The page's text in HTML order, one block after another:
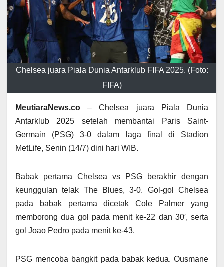
Chelsea juara Piala Dunia Antarklub FIFA 2025. (Foto:
FIFA)
MeutiaraNews.co – Chelsea juara Piala Dunia
Antarklub 2025 setelah membantai Paris Saint-
Germain (PSG) 3-0 dalam laga final di Stadion
MetLife, Senin (14/7) dini hari WIB.
Babak pertama Chelsea vs PSG berakhir dengan
keunggulan telak The Blues, 3-0. Gol-gol Chelsea
pada babak pertama dicetak Cole Palmer yang
memborong dua gol pada menit ke-22 dan 30′, serta
gol Joao Pedro pada menit ke-43.
PSG mencoba bangkit pada babak kedua. Ousmane